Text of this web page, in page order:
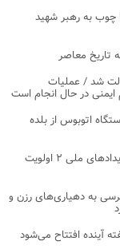
چوب به رهبر شهید
تاریخ معاصر
شد / عملیات
ایمنی در حال انجام است
عاشقان ولایت با ۲ دستگاه اتوبوس از بلده
توسعه باغ هنر و برگزاری رویدادهای ملی ۲ اولویت
کمپرسی به دهیاری‌های رزن و
آینده افتتاح می‌شود